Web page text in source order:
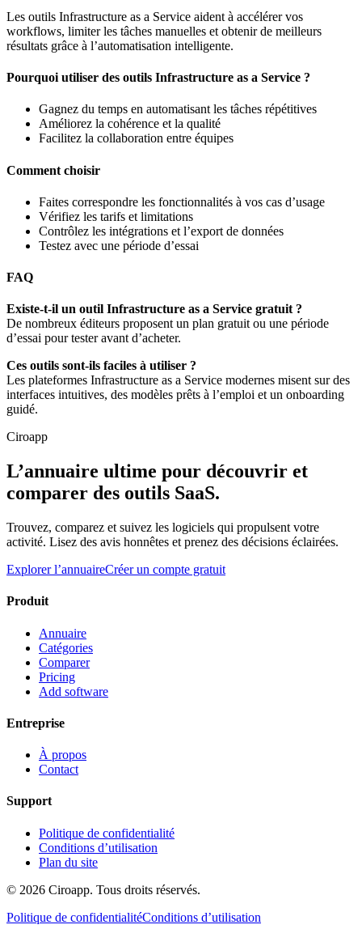
Les outils Infrastructure as a Service aident à accélérer vos
workflows, limiter les tâches manuelles et obtenir de meilleurs
résultats grâce à l’automatisation intelligente.
Pourquoi utiliser des outils Infrastructure as a Service ?
Gagnez du temps en automatisant les tâches répétitives
Améliorez la cohérence et la qualité
Facilitez la collaboration entre équipes
Comment choisir
Faites correspondre les fonctionnalités à vos cas d’usage
Vérifiez les tarifs et limitations
Contrôlez les intégrations et l’export de données
Testez avec une période d’essai
FAQ
Existe-t-il un outil Infrastructure as a Service gratuit ?
De nombreux éditeurs proposent un plan gratuit ou une période
d’essai pour tester avant d’acheter.
Ces outils sont-ils faciles à utiliser ?
Les plateformes Infrastructure as a Service modernes misent sur des
interfaces intuitives, des modèles prêts à l’emploi et un onboarding
guidé.
Ciroapp
L’annuaire ultime pour découvrir et
comparer des outils SaaS.
Trouvez, comparez et suivez les logiciels qui propulsent votre
activité. Lisez des avis honnêtes et prenez des décisions éclairées.
Explorer l’annuaireCréer un compte gratuit
Produit
Annuaire
Catégories
Comparer
Pricing
Add software
Entreprise
À propos
Contact
Support
Politique de confidentialité
Conditions d’utilisation
Plan du site
© 2026 Ciroapp. Tous droits réservés.
Politique de confidentialitéConditions d’utilisation